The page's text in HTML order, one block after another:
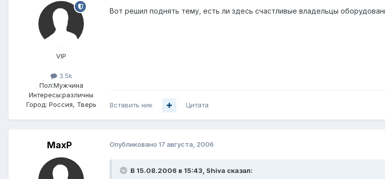
VIP
3.5k
Пол:Мужчина
Интересы:различны
Город: Россия, Тверь
Вот решил поднять тему, есть ли здесь счастливые владельцы
Вставить ник Цитата
MaxP Опубликовано 17 августа, 2006
В 15.08.2006 в 15:43, Shiva сказал: